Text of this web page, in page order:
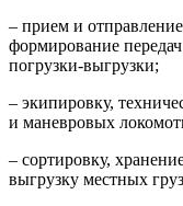
– прием и
формирование
погрузки-выгрузки;
– экипировку,
и маневровых
– сортировку,
выгрузку местных